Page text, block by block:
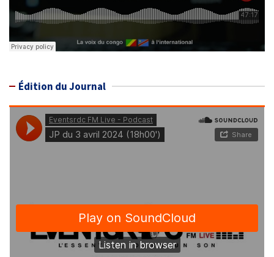
Édition du Journal